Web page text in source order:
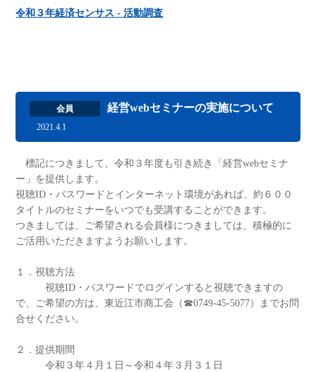
令和３年経済センサス ‐ 活動調査
会員 経営webセミナーの実施について
2021.4.1
標記につきまして、令和３年度も引き続き「経営webセミナ
ー」を提供します。
視聴ID・パスワードとインターネット環境があれば、約６００
タイトルのセミナーをいつでも受講することができます。
つきましては、ご希望される会員様につきましては、積極的に
ご活用いただきますようお願いします。
１．視聴方法
視聴ID・パスワードでログインすると視聴できますの
で、ご希望の方は、東近江市商工会（☎0749-45-5077）までお問
合せください。
２．提供期間
令和３年４月１日～令和４年３月３１日